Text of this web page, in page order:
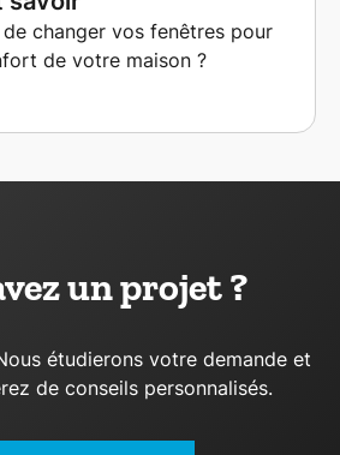
changer vos fenêtres pour
de votre maison ?
un projet ?
étudierons votre demande et
de conseils personnalisés.